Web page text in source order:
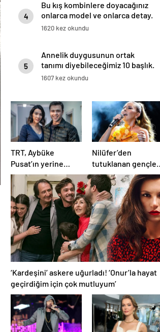
4
Bu kış kombinlere doyacağınız
onlarca model ve onlarca detay.
1620 kez okundu
5
Annelik duygusunun ortak
tanımı diyebileceğimiz 10 başlık.
1607 kez okundu
TRT, Aybüke
Pusat’ın yerine
bakın kime teklif
götürdü
Nilüfer’den
tutuklanan gençler
için destek mesajı
‘Kardeşini’ askere uğurladı! ‘Onur’la hayat
geçirdiğim için çok mutluyum’